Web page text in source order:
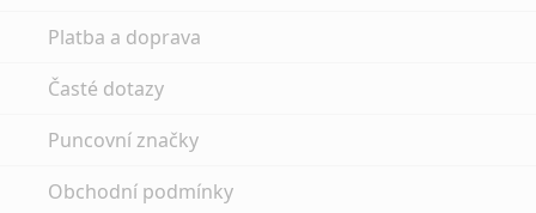
Platba a doprava
Časté dotazy
Puncovní značky
Obchodní podmínky